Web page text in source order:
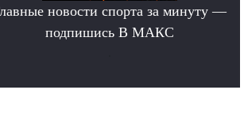
новости спорта за минуту —
подпишись В МАКС